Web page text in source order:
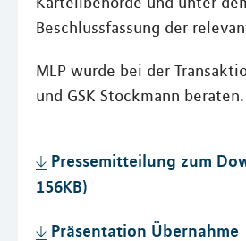
Beschlussfassung der
MLP wurde bei der
und GSK Stockmann beraten.
Pressemitteilung zum
156KB)
Präsentation Übernahme